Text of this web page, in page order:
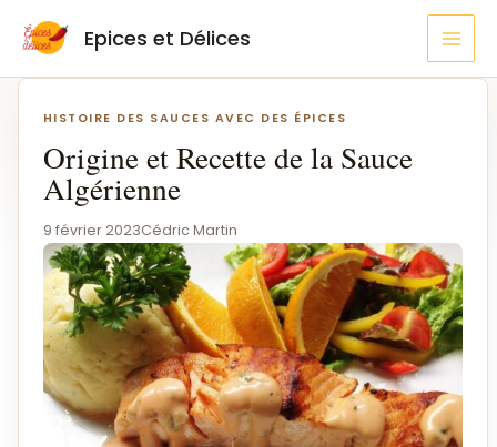
Epices et Délices
HISTOIRE DES SAUCES AVEC DES ÉPICES
Origine et Recette de la Sauce
Algérienne
9 février 2023Cédric Martin
de